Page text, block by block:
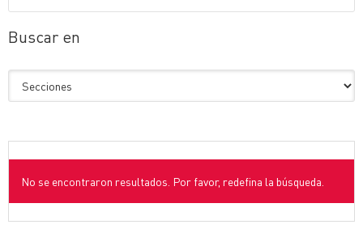
Buscar en
No se encontraron resultados. Por favor, redefina la búsqueda.